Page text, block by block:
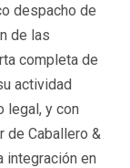
despacho de
de las
completa de
actividad
legal, y con
de Caballero &
integración en